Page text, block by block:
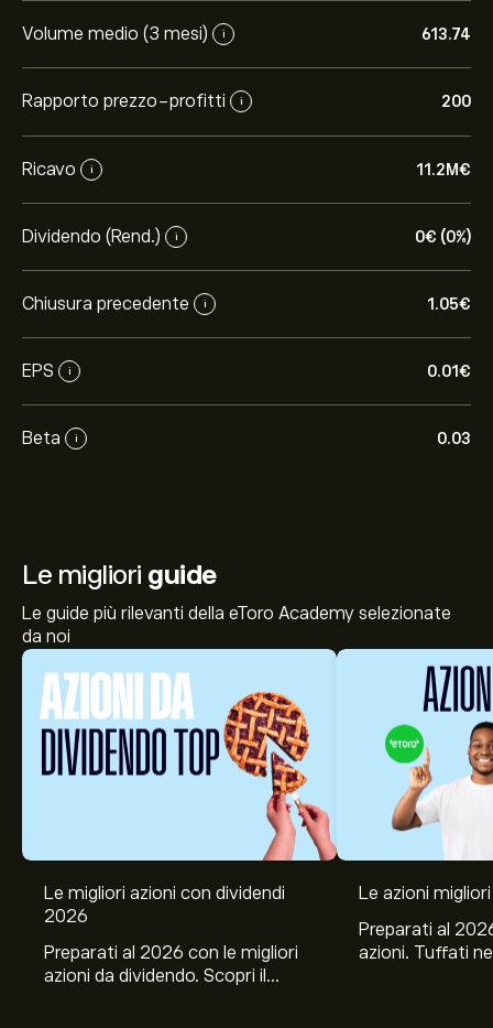
Volume medio (3 mesi) i 613.74
Rapporto prezzo-profitti i 200
Ricavo i 11.2M‎€‎
Dividendo (Rend.) i 0‎€‎ (0%)
Chiusura precedente i 1.05‎€‎
EPS i 0.01‎€‎
Beta i 0.03
Le migliori guide
Le guide più rilevanti della eToro Academy selezionate
da noi
Le migliori azioni con dividendi
2026
Preparati al 2026 con le migliori
azioni da dividendo. Scopri il
Le azioni
Preparati al
azioni. Tuffati
Il prezzo attuale delle azioni RTC.DE è di 1.070‎€‎.